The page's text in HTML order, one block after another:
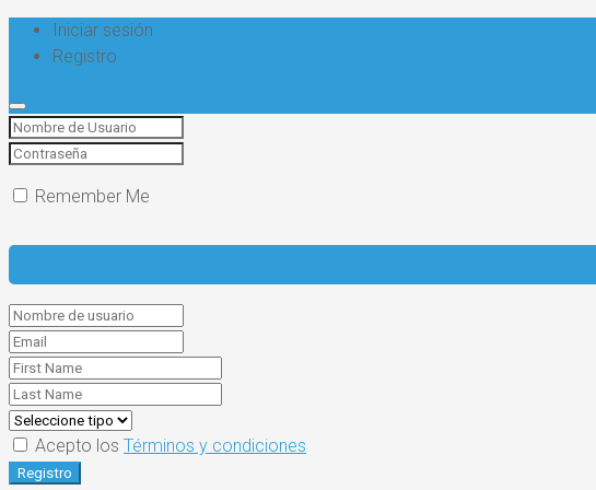
Iniciar sesión
Registro
Remember Me
Acepto los Términos y condiciones
Registro